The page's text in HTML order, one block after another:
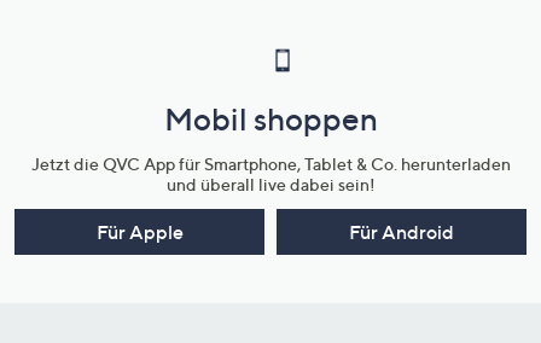
Mobil shoppen
Jetzt die QVC App für Smartphone, Tablet & Co. herunterladen
und überall live dabei sein!
Für Apple Für Android